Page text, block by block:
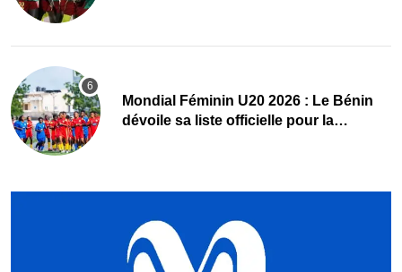
Mondial Féminin U20 2026 : Le Bénin
dévoile sa liste officielle pour la